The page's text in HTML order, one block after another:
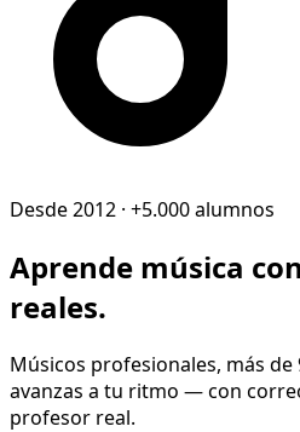
Desde 2012 · +5.000 alumnos
Aprende música con
reales.
Músicos profesionales, más de
avanzas a tu ritmo — con
profesor real.